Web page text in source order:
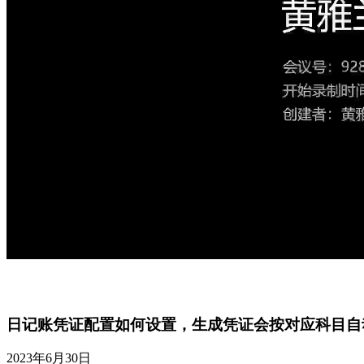
日记账凭证配置如何设置，生成凭证会按对应科目
2023年6月30日